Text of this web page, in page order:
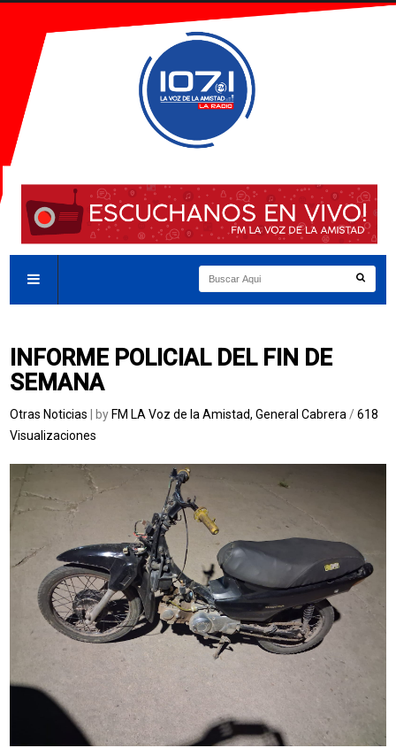
INFORME POLICIAL DEL FIN DE
SEMANA
Otras Noticias | by FM LA Voz de la Amistad, General Cabrera /618
Visualizaciones